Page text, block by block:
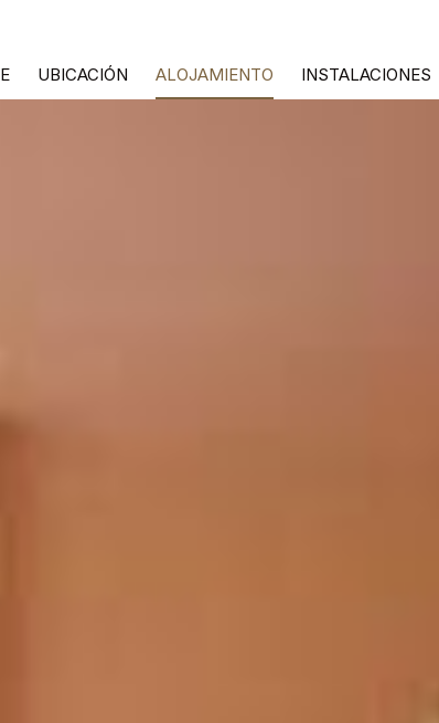
UBICACIÓN ALOJAMIENTO INSTALACIONES